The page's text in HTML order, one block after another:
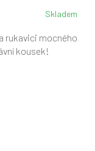
Skladem
rukavici mocného
kousek!